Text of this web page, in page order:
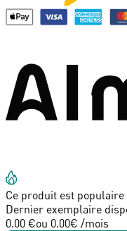
Ce produit est populaire
Dernier exemplaire
0.00 €ou 0.00€ /mois